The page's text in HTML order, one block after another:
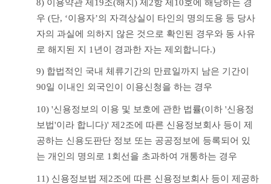
8) 이용약관 제19조(해지) 제2항 제10호에 해당하는 경
우 (단, ‘이용자’의 자격상실이 타인의 명의도용 등 당사
자의 과실에 의하지 않은 것으로 확인된 경우와 동 사유
로 해지된 지 1년이 경과한 자는 제외합니다.)
9) 합법적인 국내 체류기간의 만료일까지 남은 기간이
90일 이내인 외국인이 이용신청을 하는 경우
10) '신용정보의 이용 및 보호에 관한 법률(이하 '신용정
보법'이라 합니다)' 제2조에 따른 신용정보회사 등이 제
공하는 신용도판단 정보 또는 공공정보에 등록되어 있
는 개인의 명의로 1회선을 초과하여 개통하는 경우
11) 신용정보법 제2조에 따른 신용정보회사 등이 제공하